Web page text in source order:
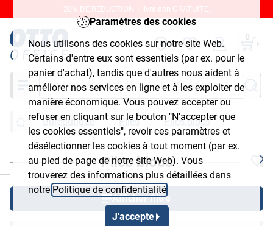
Paramètres des cookies
Nous utilisons des cookies sur notre site Web.
Certains d'entre eux sont essentiels (par ex. pour le
panier d'achat), tandis que d'autres nous aident à
améliorer nos services en ligne et à les exploiter de
manière économique. Vous pouvez accepter ou
refuser en cliquant sur le bouton "N'accepter que
les cookies essentiels", revoir ces paramètres et
désélectionner les cookies à tout moment (par ex.
au pied de page de notre site Web). Vous
trouverez des informations plus détaillées dans
notre Politique de confidentialité
J'accepte
20% DE RÉDUCTION + livraison GRATUITE.
0
Chercher
Bureautique Piles Piles blocs
Piles blocs
Afficher filtre